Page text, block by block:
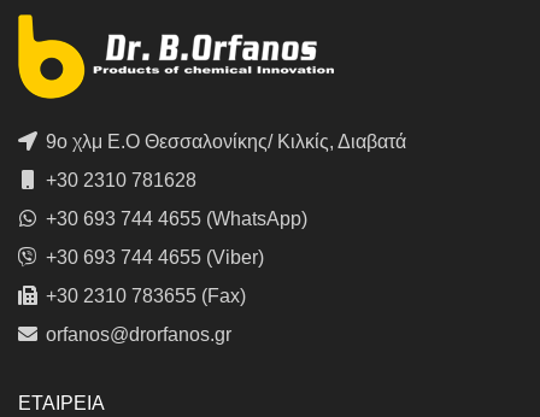
9ο χλμ Ε.Ο Θεσσαλονίκης/ Κιλκίς, Διαβατά
+30 2310 781628
+30 693 744 4655 (WhatsApp)
+30 693 744 4655 (Viber)
+30 2310 783655 (Fax)
orfanos@drorfanos.gr
ΕΤΑΙΡΕΙΑ